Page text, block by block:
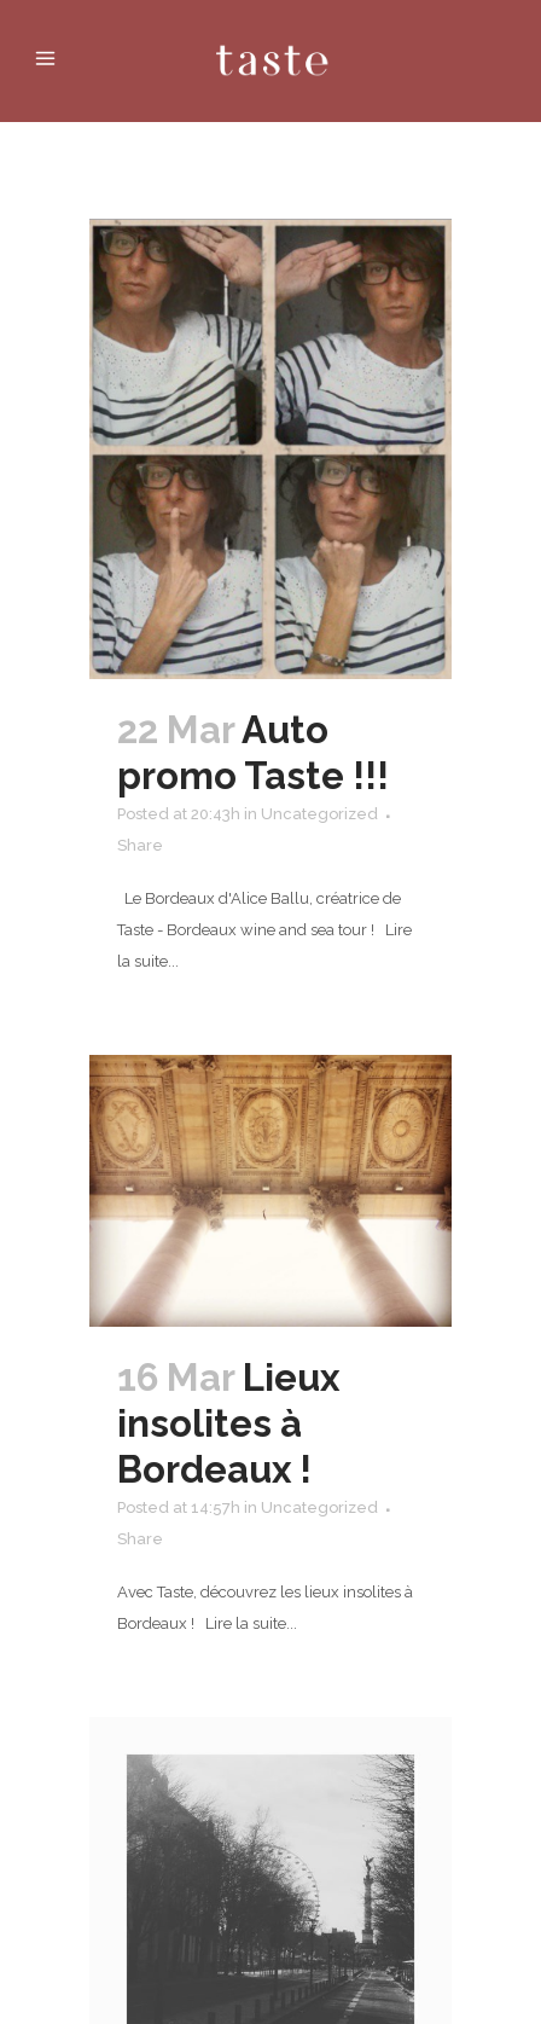
22 MarAuto
promo Taste !!!
Posted at 20:43h in Uncategorized
Share
Le Bordeaux d'Alice Ballu, créatrice de
Taste - Bordeaux wine and sea tour ! Lire
la suite...
16 Mar Lieux
insolites à
Bordeaux !
Posted at 14:57h in Uncategorized
Share
Avec Taste, découvrez les lieux insolites à
Bordeaux ! Lire la suite...